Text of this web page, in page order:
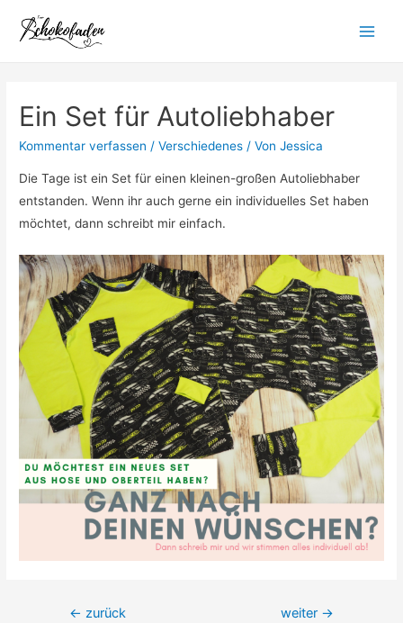
Inhalt
Ein Set für Autoliebhaber
Kommentar verfassen /Verschiedenes / VonJessica
Die Tage ist ein Set für einen kleinen-großen Autoliebhaber
entstanden. Wenn ihr auch gerne ein individuelles Set haben
möchtet, dann schreibt mir einfach.
Beitrags-
← zurück weiter →